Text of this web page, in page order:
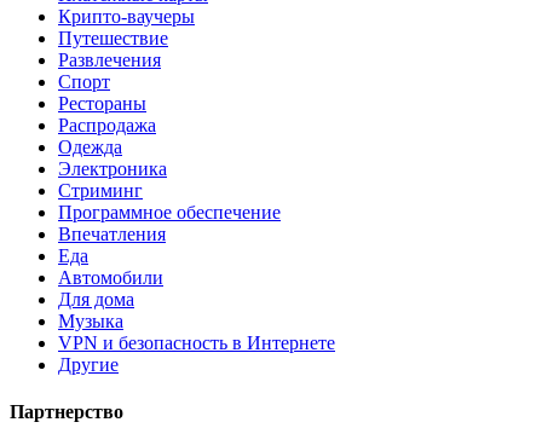
Крипто-ваучеры
Путешествие
Развлечения
Спорт
Рестораны
Распродажа
Одежда
Электроника
Стриминг
Программное обеспечение
Впечатления
Еда
Автомобили
Для дома
Музыка
VPN и безопасность в Интернете
Другие
Партнерство